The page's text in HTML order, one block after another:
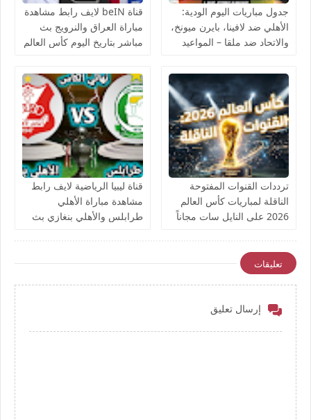
جدول مباريات اليوم الودية:
الأهلي ضد لافينا، بايرن ميونخ،
والاتحاد ضد ملقا – المواعيد
قناة beIN لايف رابط مشاهدة
مباراة العراق والنرويج بث
مباشر بتاريخ اليوم كأس العالم
ترددات القنوات المفتوحة
الناقلة لمباريات كأس العالم
2026 على النايل سات مجاناً
قناة ليبيا الرياضية لايف رابط
مشاهدة مباراة الأهلي
طرابلس والأهلي بنغازي بث
تعليقات
إرسال تعليق